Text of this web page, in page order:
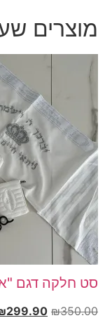
מוצרים
סט חלקה דגם
₪350.00
299.90